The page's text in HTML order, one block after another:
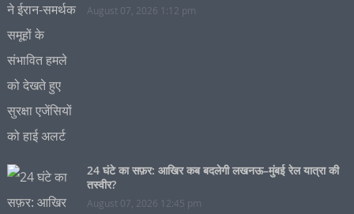
August 07, 2026 1:12 pm
24 घंटे का सफ़र: आखिर कब बदलेगी लखनऊ–मुंबई रेल यात्रा की
तस्वीर?
August 07, 2026 12:45 pm